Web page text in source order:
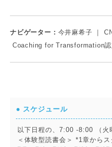
ナビゲーター： 今井麻希子 ｜
Coaching for Transformation認
● スケジュール
以下日程の、7:00 -8:00 （火
＜体験型読書会＞ *1章からス